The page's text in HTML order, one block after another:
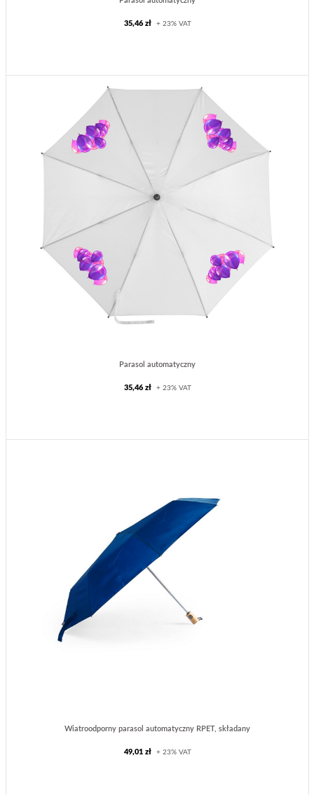
35,46 zł + 23% VAT
Parasol automatyczny
35,46 zł + 23% VAT
Wiatroodporny parasol automatyczny RPET, składany
49,01 zł + 23% VAT